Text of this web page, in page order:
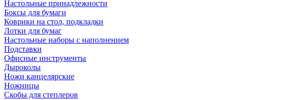
Настольные принадлежности
Боксы для бумаги
Коврики на стол, подкладки
Лотки для бумаг
Настольные наборы с наполнением
Подставки
Офисные инструменты
Дыроколы
Ножи канцелярские
Ножницы
Скобы для степлеров